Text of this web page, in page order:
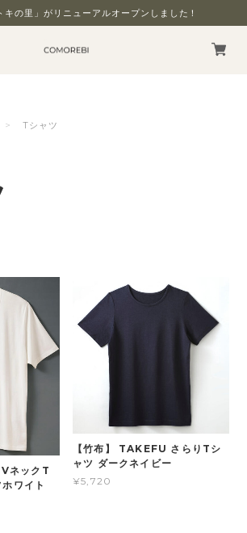
キの里」がリニューアルオープンしました！
Tシャツ
ネックT
ワイト
【竹布】 TAKEFU さらりTシ
ャツ ダークネイビー
¥5,720